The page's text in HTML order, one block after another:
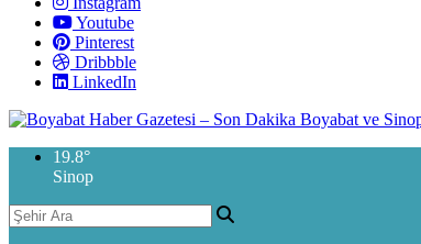
Youtube
Pinterest
Dribbble
LinkedIn
19.8°
Sinop